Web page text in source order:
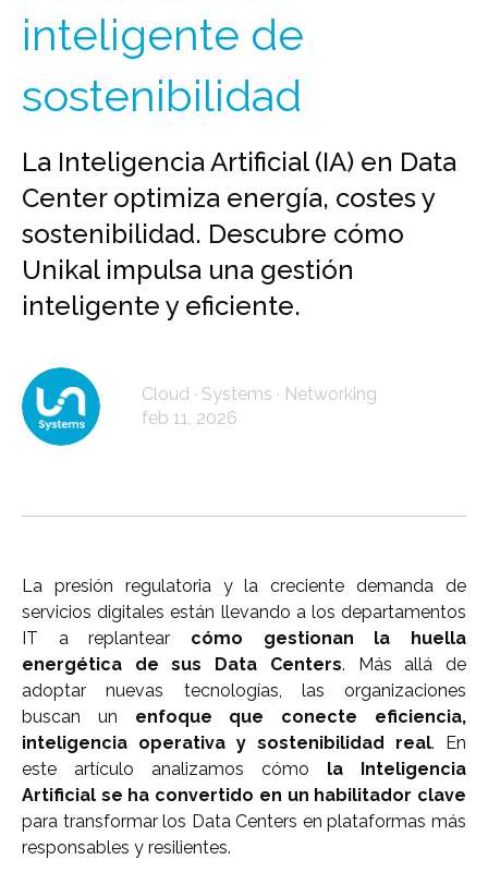
inteligente de
sostenibilidad
La Inteligencia Artificial (IA) en Data
Center optimiza energía, costes y
sostenibilidad. Descubre cómo
Unikal impulsa una gestión
inteligente y eficiente.
Cloud · Systems · Networking
feb 11, 2026
La presión regulatoria y la creciente demanda de
servicios digitales están llevando a los departamentos
IT a replantear cómo gestionan la huella
energética de sus Data Centers. Más allá de
adoptar nuevas tecnologías, las organizaciones
buscan un enfoque que conecte eficiencia,
inteligencia operativa y sostenibilidad real. En
este artículo analizamos cómo la Inteligencia
Artificial se ha convertido en un habilitador clave
para transformar los Data Centers en plataformas más
responsables y resilientes.